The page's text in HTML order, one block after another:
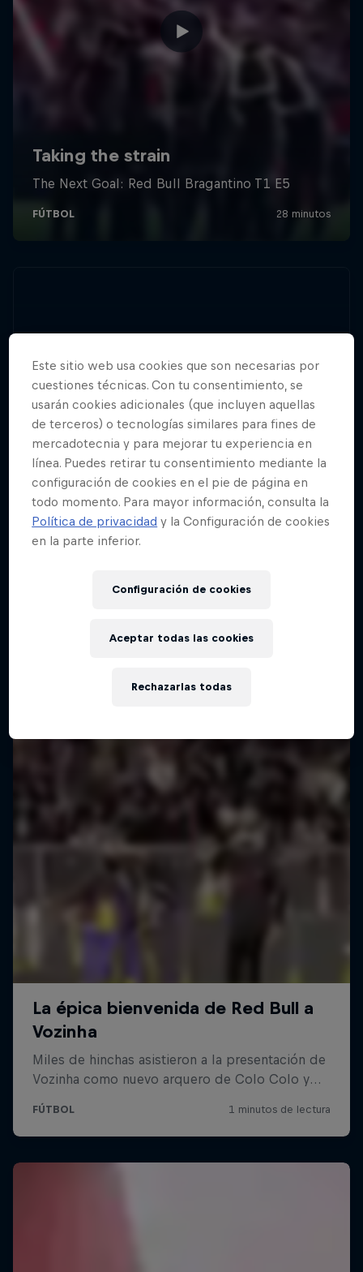
Red Bull Street Style junta a los mejores
Este sitio web usa cookies que son necesarias por
cuestiones técnicas. Con tu consentimiento, se
usarán cookies adicionales (que incluyen aquellas
de terceros) o tecnologías similares para fines de
mercadotecnia y para mejorar tu experiencia en
línea. Puedes retirar tu consentimiento mediante la
configuración de cookies en el pie de página en
todo momento. Para mayor información, consulta la
Política de privacidad y la Configuración de cookies
en la parte inferior.
Configuración de cookies
Rechazarlas todas
Aceptar todas las cookies